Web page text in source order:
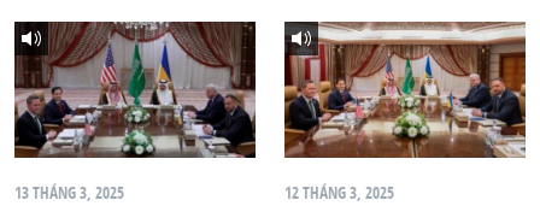
13 THÁNG 3, 2025 12 THÁNG 3, 2025